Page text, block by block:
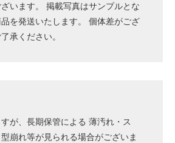
います。 掲載写真はサンプルとな
を発送いたします。 個体差がござ
承ください。
が、長期保管による 薄汚れ・ス
崩れ等が見られる場合がございま